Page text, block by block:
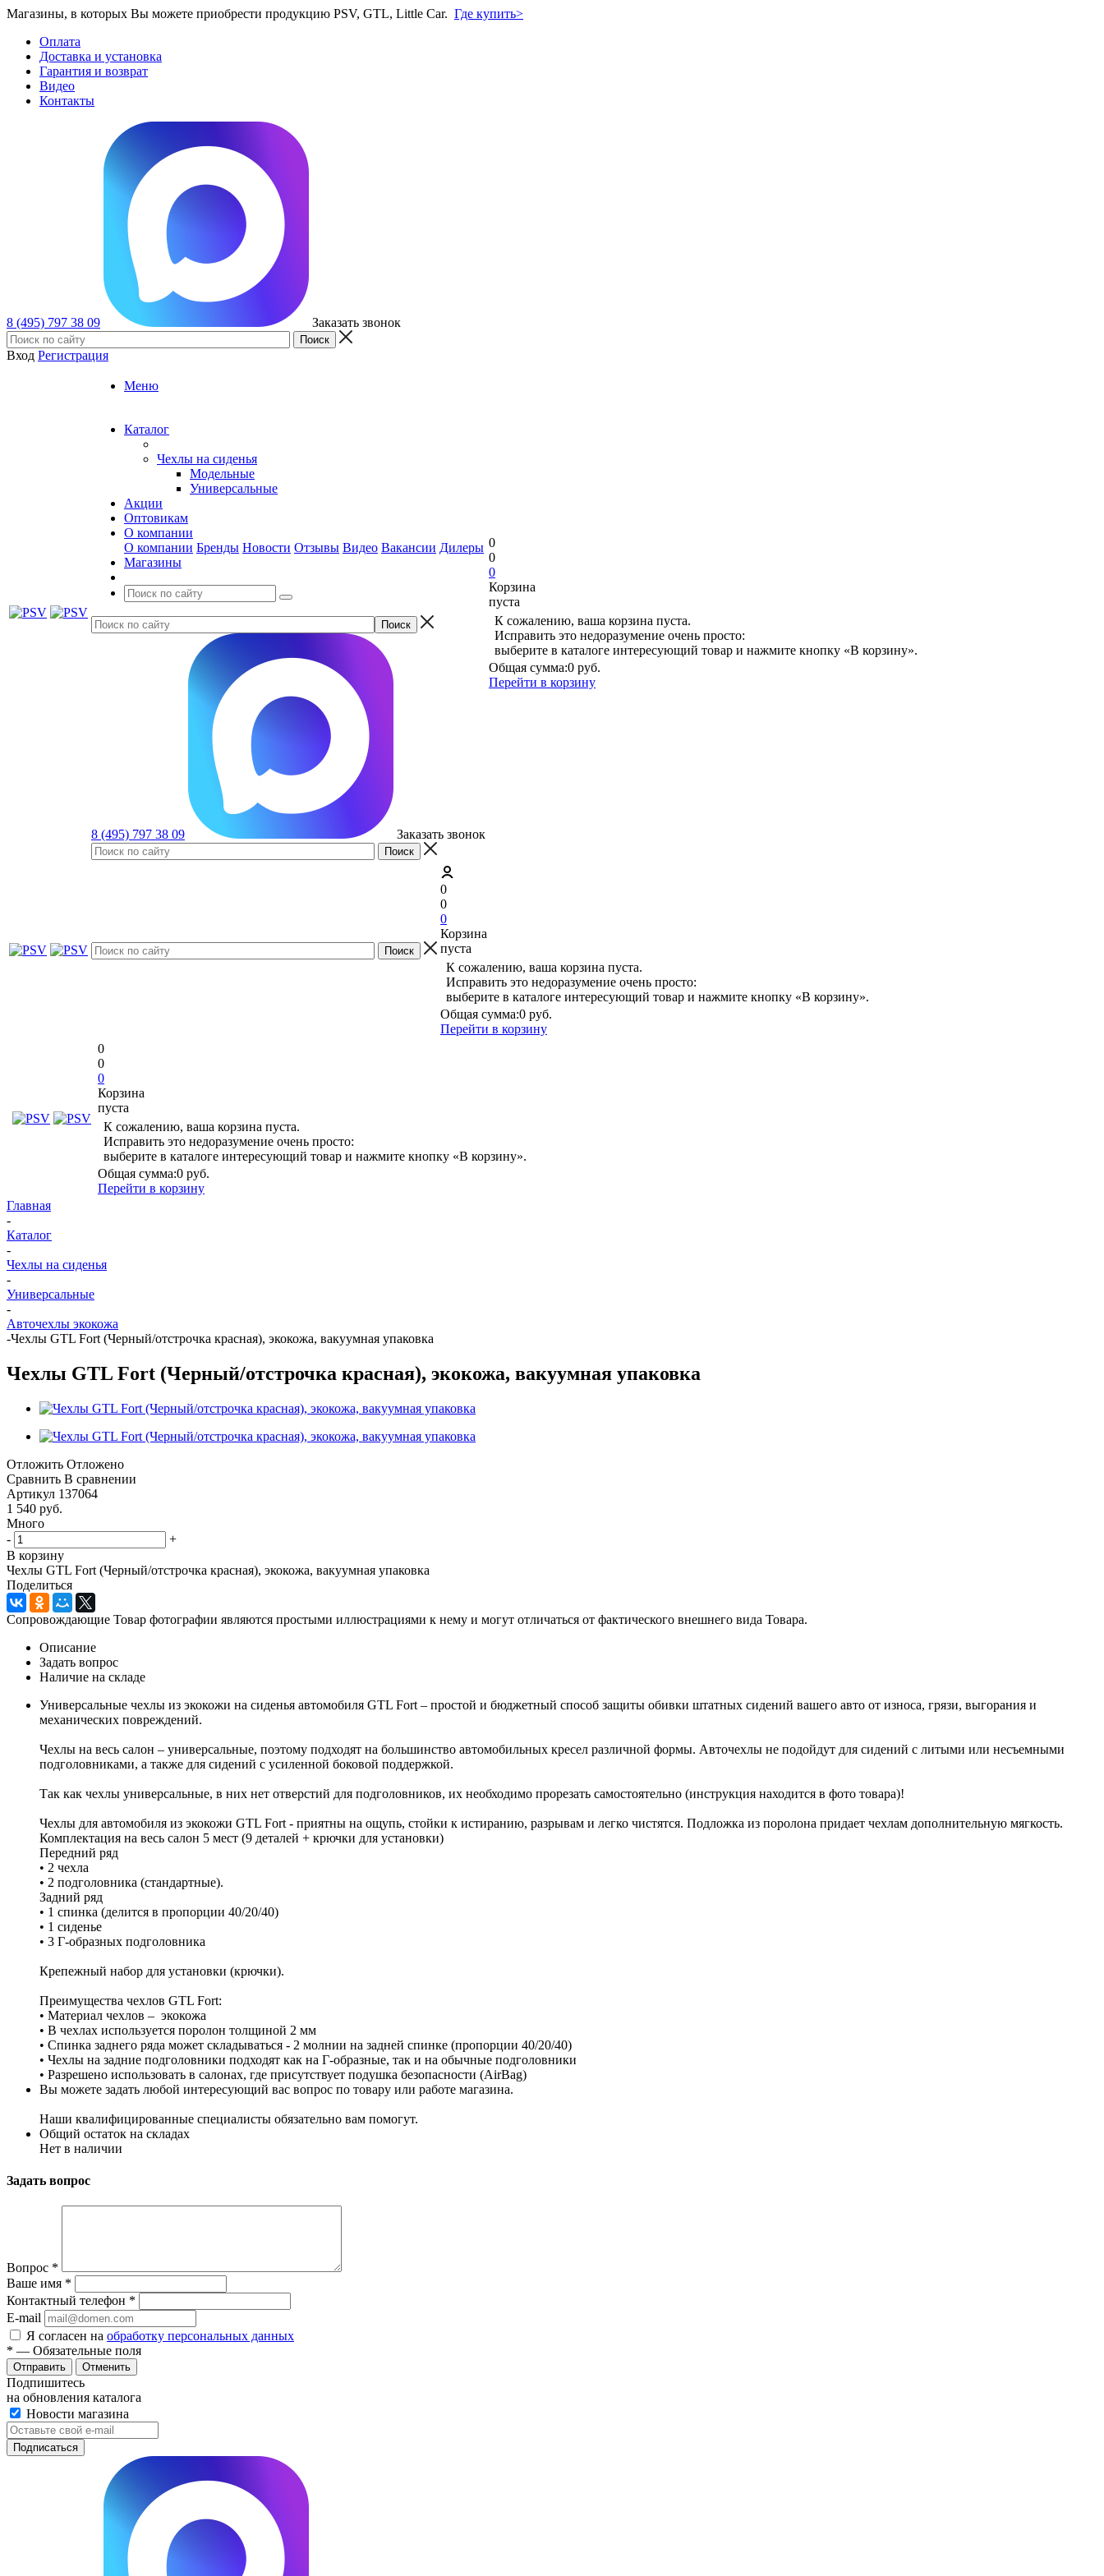
Магазины, в которых Вы можете приобрести продукцию PSV, GTL, Little Car. Где купить>
Оплата
Доставка и установка
Гарантия и возврат
Видео
Контакты
8 (495) 797 38 09 Заказать звонок
Вход Регистрация
Меню
Каталог
Чехлы на сиденья
Модельные
Универсальные
Акции
Оптовикам
О компании
О компании Бренды Новости Отзывы Видео Вакансии Дилеры
Магазины
8 (495) 797 38 09 Заказать звонок
0
0
0
Корзина
пуста
К сожалению, ваша корзина пуста.
Исправить это недоразумение очень просто:
выберите в каталоге интересующий товар и нажмите кнопку «В корзину».
Общая сумма:0 руб.
Перейти в корзину
0
0
0
Корзина
пуста
К сожалению, ваша корзина пуста.
Исправить это недоразумение очень просто:
выберите в каталоге интересующий товар и нажмите кнопку «В корзину».
Общая сумма:0 руб.
Перейти в корзину
0
0
0
Корзина
пуста
К сожалению, ваша корзина пуста.
Исправить это недоразумение очень просто:
выберите в каталоге интересующий товар и нажмите кнопку «В корзину».
Общая сумма:0 руб.
Перейти в корзину
Главная
-
Каталог
-
Чехлы на сиденья
-
Универсальные
-
Авточехлы экокожа
-Чехлы GTL Fort (Черный/отстрочка красная), экокожа, вакуумная упаковка
Чехлы GTL Fort (Черный/отстрочка красная), экокожа, вакуумная упаковка
Отложить Отложено
Сравнить В сравнении
Артикул 137064
1 540 руб.
Много
-
+
В корзину
Чехлы GTL Fort (Черный/отстрочка красная), экокожа, вакуумная упаковка
Поделиться
Сопровождающие Товар фотографии являются простыми иллюстрациями к нему и могут отличаться от фактического внешнего вида Товара.
Описание
Задать вопрос
Наличие на складе
Универсальные чехлы из экокожи на сиденья автомобиля GTL Fort – простой и бюджетный способ защиты обивки штатных сидений вашего авто от износа, грязи, выгорания и
механических повреждений.
Чехлы на весь салон – универсальные, поэтому подходят на большинство автомобильных кресел различной формы. Авточехлы не подойдут для сидений с литыми или несъемными
подголовниками, а также для сидений с усиленной боковой поддержкой.
Так как чехлы универсальные, в них нет отверстий для подголовников, их необходимо прорезать самостоятельно (инструкция находится в фото товара)!
Чехлы для автомобиля из экокожи GTL Fort - приятны на ощупь, стойки к истиранию, разрывам и легко чистятся. Подложка из поролона придает чехлам дополнительную мягкость.
Комплектация на весь салон 5 мест (9 деталей + крючки для установки)
Передний ряд
• 2 чехла
• 2 подголовника (стандартные).
Задний ряд
• 1 спинка (делится в пропорции 40/20/40)
• 1 сиденье
• 3 Г-образных подголовника
Крепежный набор для установки (крючки).
Преимущества чехлов GTL Fort:
• Материал чехлов – экокожа
• В чехлах используется поролон толщиной 2 мм
• Спинка заднего ряда может складываться - 2 молнии на задней спинке (пропорции 40/20/40)
• Чехлы на задние подголовники подходят как на Г-образные, так и на обычные подголовники
• Разрешено использовать в салонах, где присутствует подушка безопасности (AirBag)
Вы можете задать любой интересующий вас вопрос по товару или работе магазина.
Наши квалифицированные специалисты обязательно вам помогут.
Общий остаток на складах
Нет в наличии
Задать вопрос
Вопрос *
Ваше имя *
Контактный телефон *
E-mail
Я согласен на обработку персональных данных
* — Обязательные поля
Отменить
Подпишитесь
на обновления каталога
Новости магазина